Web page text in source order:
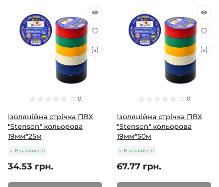
0
Ізоляційна стрічка ПВХ
"Stenson" кольорова
19мм*25м
В наявності
34.53 грн.
0
Ізоляційна стрічка ПВХ
"Stenson" кольорова
19мм*50м
В наявності
67.77 грн.